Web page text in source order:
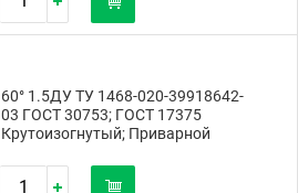
60° 1.5ДУ ТУ 1468-020-39918642-
03 ГОСТ 30753; ГОСТ 17375
Крутоизогнутый; Приварной